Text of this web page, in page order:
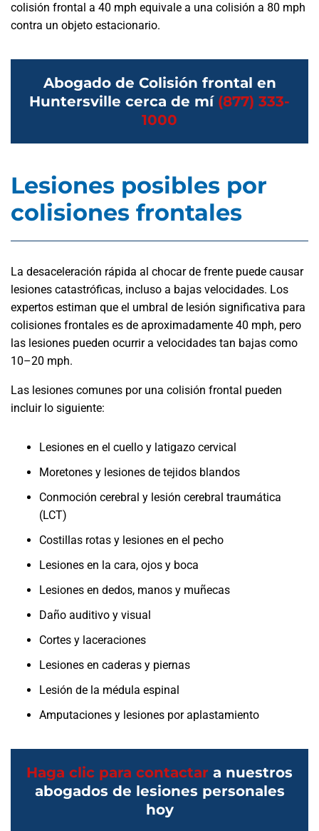
colisión frontal a 40 mph equivale a una colisión a 80 mph
contra un objeto estacionario.
Abogado de Colisión frontal en
Huntersville cerca de mí (877) 333-
1000
Lesiones posibles por
colisiones frontales
La desaceleración rápida al chocar de frente puede causar
lesiones catastróficas, incluso a bajas velocidades. Los
expertos estiman que el umbral de lesión significativa para
colisiones frontales es de aproximadamente 40 mph, pero
las lesiones pueden ocurrir a velocidades tan bajas como
10–20 mph.
Las lesiones comunes por una colisión frontal pueden
incluir lo siguiente:
Lesiones en el cuello y latigazo cervical
Moretones y lesiones de tejidos blandos
Conmoción cerebral y lesión cerebral traumática
(LCT)
Costillas rotas y lesiones en el pecho
Lesiones en la cara, ojos y boca
Lesiones en dedos, manos y muñecas
Daño auditivo y visual
Cortes y laceraciones
Lesiones en caderas y piernas
Lesión de la médula espinal
Amputaciones y lesiones por aplastamiento
Haga clic para contactar a nuestros
abogados de lesiones personales
hoy